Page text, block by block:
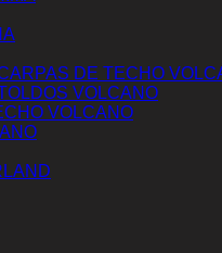
DE TECHO
VOLCANO
VOLCANO